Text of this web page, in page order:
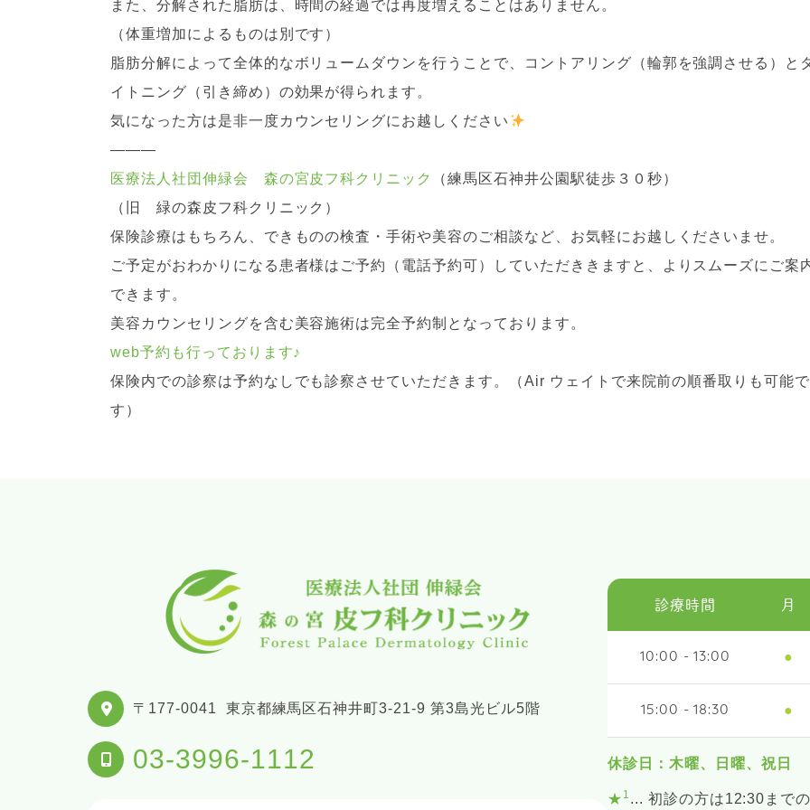
また、分解された脂肪は、時間の経過では再度増えることはありません。
（体重増加によるものは別です）
脂肪分解によって全体的なボリュームダウンを行うことで、コントアリング（輪郭を強調させる）と
イトニング（引き締め）の効果が得られます。
気になった方は是非一度カウンセリングにお越しください
———
医療法人社団伸緑会 森の宮皮フ科クリニック
（練馬区石神井公園駅徒歩３０秒）
（旧 緑の森皮フ科クリニック）
保険診療はもちろん、できものの検査・手術や美容のご相談など、お気軽にお越しくださいませ。
ご予定がおわかりになる患者様はご予約（電話予約可）していただききますと、よりスムーズにご案
できます。
美容カウンセリングを含む美容施術は完全予約制となっております。
web予約も行っております♪
保険内での診察は予約なしでも診察させていただきます。（Air ウェイトで来院前の順番取りも可能で
す）
〒177-0041 東京都練馬区石神井町3-21-9 第3島光ビル5階
03-3996-1112
診療時間 月
10:00 - 13:00 ●
15:00 - 18:30 ●
休診日：木曜、日曜、祝日
★ 1 ... 初診の方は12:30まで